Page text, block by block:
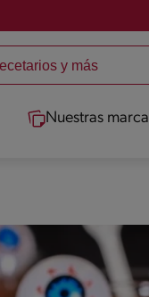
Nuestras